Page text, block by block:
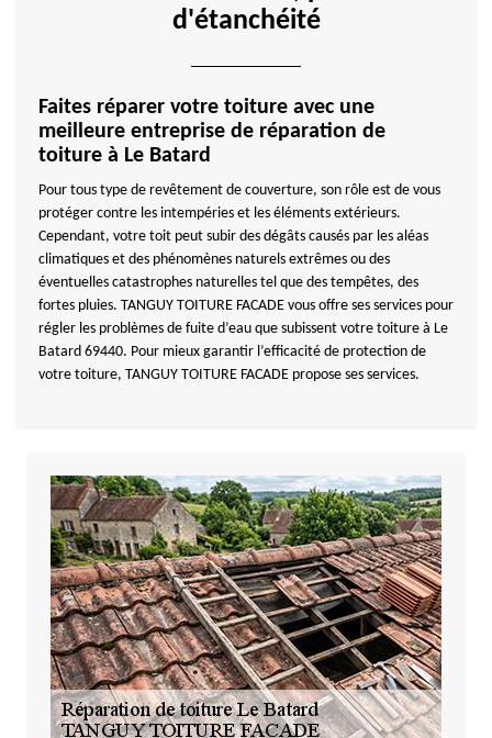
d'étanchéité
Faites réparer votre toiture avec une
meilleure entreprise de réparation de
toiture à Le Batard
Pour tous type de revêtement de couverture, son rôle est de vous
protéger contre les intempéries et les éléments extérieurs.
Cependant, votre toit peut subir des dégâts causés par les aléas
climatiques et des phénomènes naturels extrêmes ou des
éventuelles catastrophes naturelles tel que des tempêtes, des
fortes pluies. TANGUY TOITURE FACADE vous offre ses services pour
régler les problèmes de fuite d’eau que subissent votre toiture à Le
Batard 69440. Pour mieux garantir l’efficacité de protection de
votre toiture, TANGUY TOITURE FACADE propose ses services.